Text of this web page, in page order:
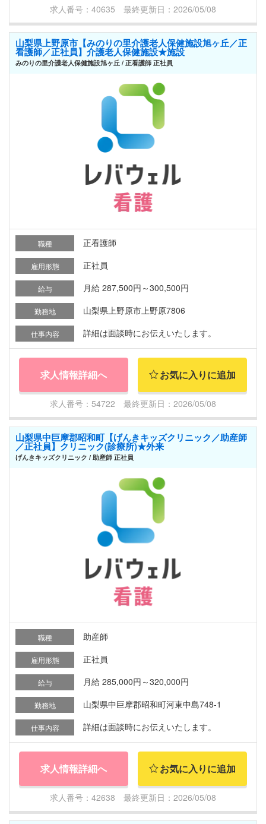
求人番号：40635 最終更新日：2026/05/08
山梨県上野原市【みのりの里介護老人保健施設旭ヶ丘／正
看護師／正社員】介護老人保健施設★施設
みのりの里介護老人保健施設旭ヶ丘 / 正看護師 正社員
職種 正看護師
雇用形態 正社員
給与 月給 287,500円～300,500円
勤務地 山梨県上野原市上野原7806
仕事内容 詳細は面談時にお伝えいたします。
求人情報詳細へ お気に入りに追加
求人番号：54722 最終更新日：2026/05/08
山梨県中巨摩郡昭和町【げんきキッズクリニック／助産師
／正社員】クリニック(診療所)★外来
げんきキッズクリニック / 助産師 正社員
職種 助産師
雇用形態 正社員
給与 月給 285,000円～320,000円
勤務地 山梨県中巨摩郡昭和町河東中島748-1
仕事内容 詳細は面談時にお伝えいたします。
求人情報詳細へ お気に入りに追加
求人番号：42638 最終更新日：2026/05/08